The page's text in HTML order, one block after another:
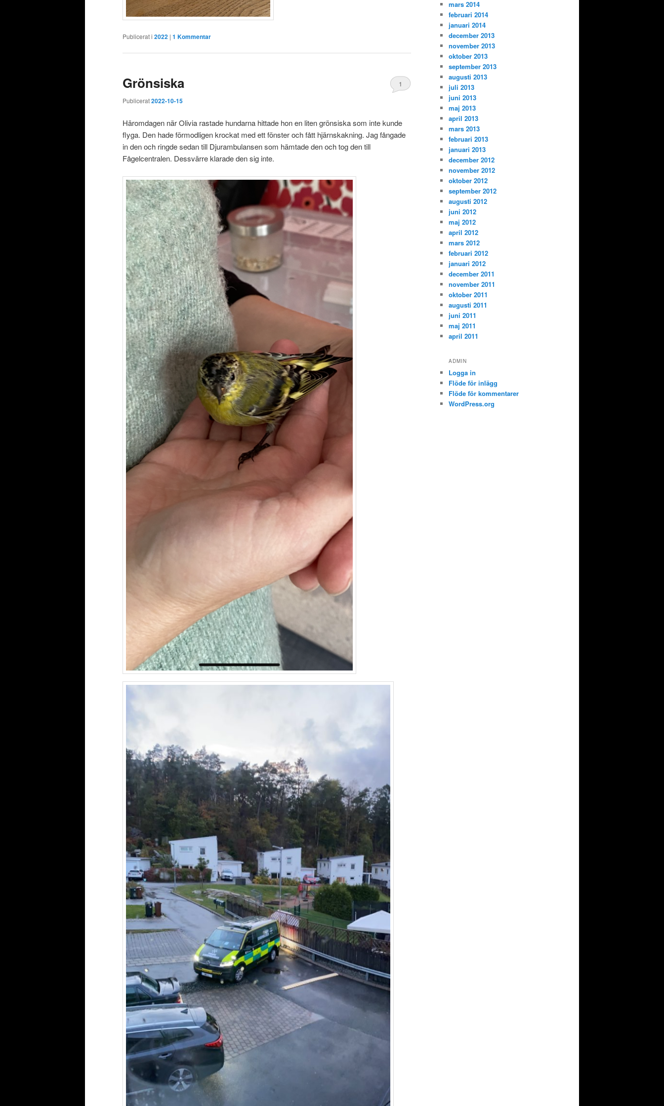
Publicerat i 2022 | 1 Kommentar
Grönsiska
Publicerat2022-10-15
1
Häromdagen när Olivia rastade hundarna hittade hon en liten grönsiska som inte kunde
flyga. Den hade förmodligen krockat med ett fönster och fått hjärnskakning. Jag fångade
in den och ringde sedan till Djurambulansen som hämtade den och tog den till
Fågelcentralen. Dessvärre klarade den sig inte.
mars 2014
februari 2014
januari 2014
december 2013
november 2013
oktober 2013
september 2013
augusti 2013
juli 2013
juni 2013
maj 2013
april 2013
mars 2013
februari 2013
januari 2013
december 2012
november 2012
oktober 2012
september 2012
augusti 2012
juni 2012
maj 2012
april 2012
mars 2012
februari 2012
januari 2012
december 2011
november 2011
oktober 2011
augusti 2011
juni 2011
maj 2011
april 2011
ADMIN
Logga in
Flöde för inlägg
Flöde för kommentarer
WordPress.org